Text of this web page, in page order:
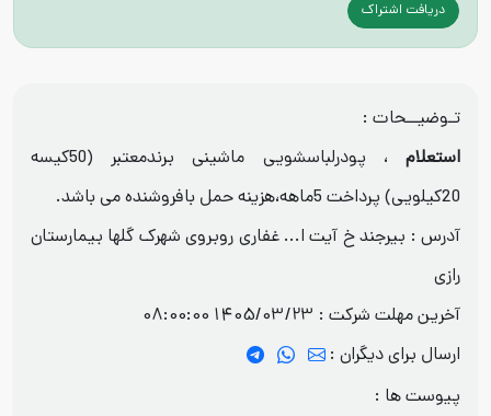
دریافت اشتراک
تـوضیــحات :
استعلام
، پودرلباسشویی ماشینی برندمعتبر (50کیسه
20کیلویی) پرداخت 5ماهه،هزینه حمل بافروشنده می باشد.
آدرس : بیرجند خ آیت ا... غفاری روبروی شهرک گلها بیمارستان
رازی
آخرین مهلت شرکت : 1405/03/23 08:00:00
ارسال برای دیگران :
پیوست ها :